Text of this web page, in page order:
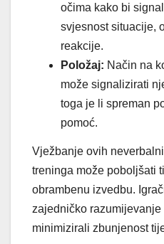
očima kako bi
svjesnost situacije,
reakcije.
Položaj: Način na
može signalizirati
toga je li spreman
pomoć.
Vježbanje ovih
treninga može poboljšati
obrambenu izvedbu.
zajedničko
minimizirali zbunjenost